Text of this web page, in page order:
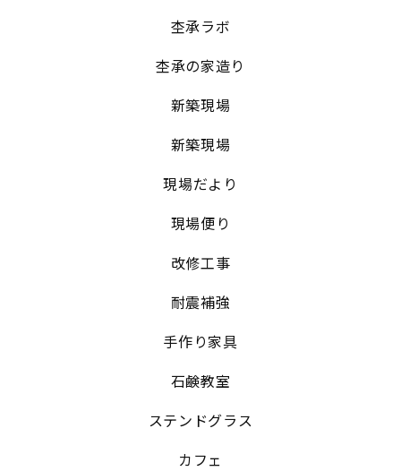
杢承ラボ
杢承の家造り
新築現場
新築現場
現場だより
現場便り
改修工事
耐震補強
手作り家具
石鹸教室
ステンドグラス
カフェ